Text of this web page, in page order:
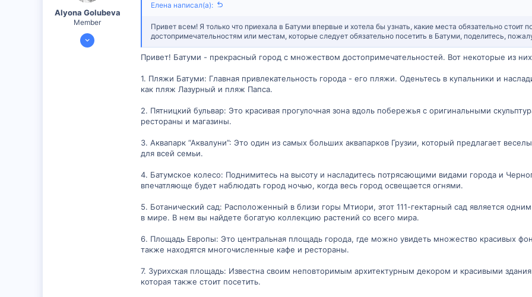
Alyona Golubeva
Member
11 Янв 2024
Елена написал(а):
Привет всем! Я только что приехала в Батуми впервые и хотела бы узнать, какие места обязательно стоит
достопримечательностям или местам, которые следует обязательно посетить в Батуми, поделитесь,
Привет! Батуми - прекрасный город с множеством достопримечательностей. Вот некоторые из
1. Пляжи Батуми: Главная привлекательность города - его пляжи. Оденьтесь в купальники и
как пляж Лазурный и пляж Папса.
2. Пятницкий бульвар: Это красивая прогулочная зона вдоль побережья с оригинальными
рестораны и магазины.
3. Аквапарк “Аквалуни”: Это один из самых больших аквапарков Грузии, который предлагает
для всей семьи.
4. Батумское колесо: Поднимитесь на высоту и насладитесь потрясающими видами города и
впечатляюще будет наблюдать город ночью, когда весь город освещается огнями.
5. Ботанический сад: Расположенный в близи горы Мтиори, этот 111-гектарный сад является
в мире. В нем вы найдете богатую коллекцию растений со всего мира.
6. Площадь Европы: Это центральная площадь города, где можно увидеть множество красивых
также находятся многочисленные кафе и рестораны.
7. Зурихская площадь: Известна своим неповторимым архитектурным декором и красивыми
которая также стоит посетить.